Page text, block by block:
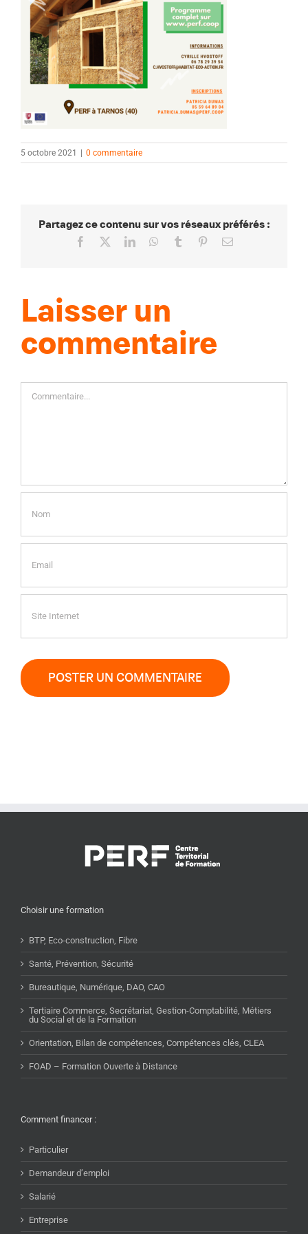
5 octobre 2021 0 commentaire
Partagez ce contenu sur vos réseaux préférés :
Facebook LinkedInWhatsApp
Tumblr PinterestEmail
Laisser un
commentaire
Commentaire
Choisir une formation
BTP, Eco-construction, Fibre
Santé, Prévention, Sécurité
Bureautique, Numérique, DAO, CAO
Tertiaire Commerce, Secrétariat, Gestion-Comptabilité, Métiers
du Social et de la Formation
Orientation, Bilan de compétences, Compétences clés, CLEA
FOAD – Formation Ouverte à Distance
Comment financer :
Particulier
Demandeur d’emploi
Salarié
Entreprise